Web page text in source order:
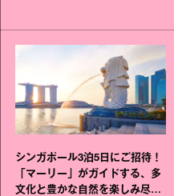
シンガポール3泊5日にご招待！
「マーリー」がガイドする、多
文化と豊かな自然を楽しみ尽く